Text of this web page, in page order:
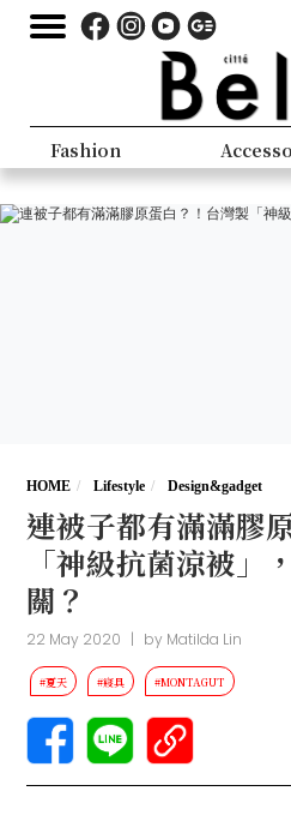
Fashion
HOME Lifestyle Design&gadget
連被子都有滿滿膠
「神級抗菌涼被」
關？
22 May 2020 | by Matilda Lin
#夏天 #寢具 #MONTAGUT